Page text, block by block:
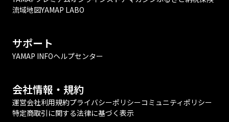
流域地図YAMAP LABO
サポート
YAMAP INFOヘルプセンター
会社情報・規約
運営会社利用規約プライバシーポリシーコミュニティポリシー
特定商取引に関する法律に基づく表示